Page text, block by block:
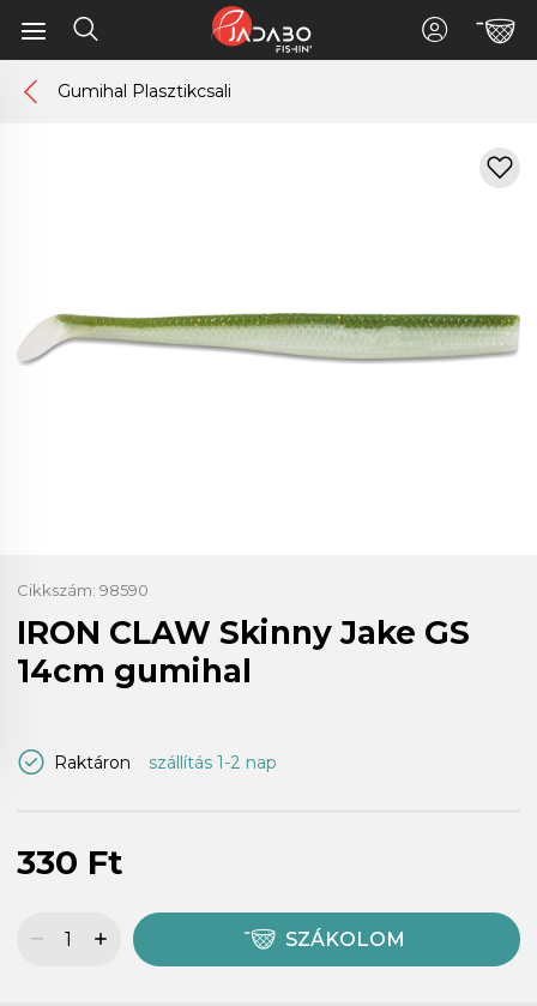
Gumihal Plasztikcsali
Cikkszám: 98590
IRON CLAW Skinny Jake GS
14cm gumihal
Raktáron szállítás 1-2 nap
330 Ft
SZÁKOLOM